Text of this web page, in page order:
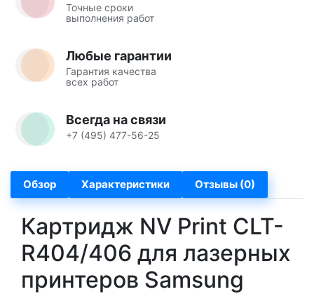
Точные сроки
выполнения работ
Любые гарантии
Гарантия качества
всех работ
Всегда на связи
+7 (495) 477-56-25
Обзор Характеристики Отзывы (0)
Картридж NV Print CLT-
R404/406 для лазерных
принтеров Samsung